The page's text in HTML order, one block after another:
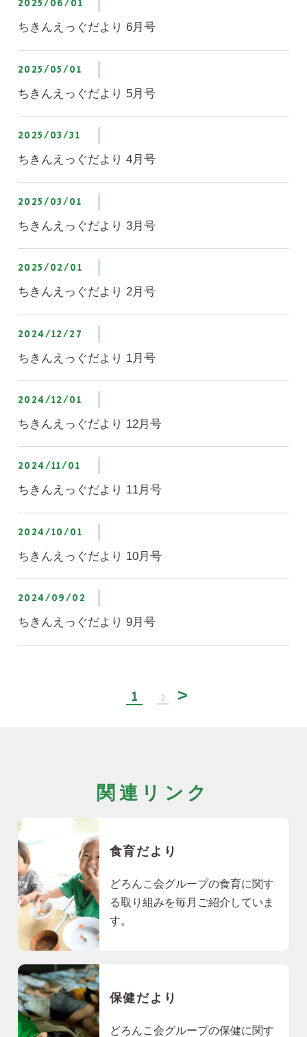
2025/06/01
ちきんえっぐだより 6月号
2025/05/01
ちきんえっぐだより 5月号
2025/03/31
ちきんえっぐだより 4月号
2025/03/01
ちきんえっぐだより 3月号
2025/02/01
ちきんえっぐだより 2月号
2024/12/27
ちきんえっぐだより 1月号
2024/12/01
ちきんえっぐだより 12月号
2024/11/01
ちきんえっぐだより 11月号
2024/10/01
ちきんえっぐだより 10月号
2024/09/02
ちきんえっぐだより 9月号
1 2
関連リンク
食育だより
どろんこ会グループの食育に関す
る取り組みを毎月ご紹介していま
す。
保健だより
どろんこ会グループの保健に関す